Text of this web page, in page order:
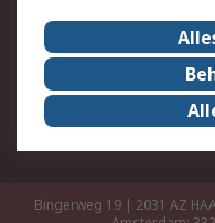
Over RS
RS Group
RS wereldwijd
ESG
Bingerweg 19 | 2031 AZ